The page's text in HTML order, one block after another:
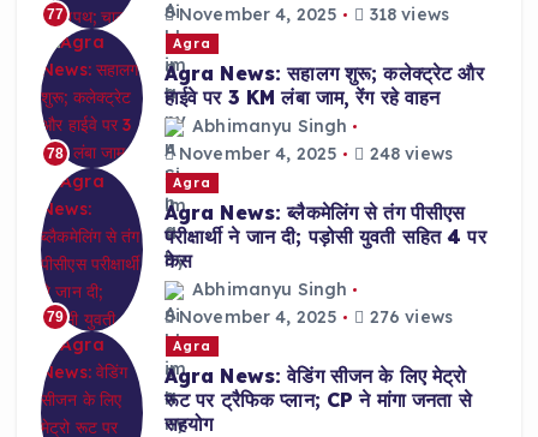
77
November 4, 2025
318 views
78
Agra
Agra News: सहालग शुरू; कलेक्ट्रेट और
हाईवे पर 3 KM लंबा जाम, रेंग रहे वाहन
Abhimanyu Singh
November 4, 2025
248 views
79
Agra
Agra News: ब्लैकमेलिंग से तंग पीसीएस
परीक्षार्थी ने जान दी; पड़ोसी युवती सहित 4 पर
केस
Abhimanyu Singh
November 4, 2025
276 views
Agra
Agra News: वेडिंग सीजन के लिए मेट्रो
रूट पर ट्रैफिक प्लान; CP ने मांगा जनता से
सहयोग